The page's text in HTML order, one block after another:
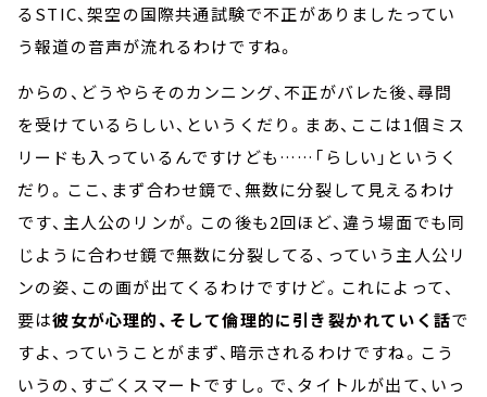
るSTIC、架空の国際共通試験で不正がありましたってい
う報道の音声が流れるわけですね。
からの、どうやらそのカンニング、不正がバレた後、尋問
を受けているらしい、というくだり。まあ、ここは1個ミス
リードも入っているんですけども……「らしい」というく
だり。ここ、まず合わせ鏡で、無数に分裂して見えるわけ
です、主人公のリンが。この後も2回ほど、違う場面でも同
じように合わせ鏡で無数に分裂してる、っていう主人公リ
ンの姿、この画が出てくるわけですけど。これによって、
要は彼女が心理的、そして倫理的に引き裂かれていく話で
すよ、っていうことがまず、暗示されるわけですね。こう
いうの、すごくスマートですし。で、タイトルが出て、いっ